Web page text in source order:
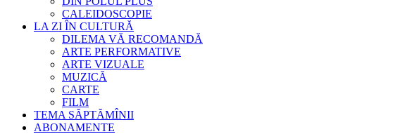
CALEIDOSCOPIE
LA ZI ÎN CULTURĂ
DILEMA VĂ RECOMANDĂ
ARTE PERFORMATIVE
ARTE VIZUALE
MUZICĂ
CARTE
FILM
TEMA SĂPTĂMÎNII
ABONAMENTE